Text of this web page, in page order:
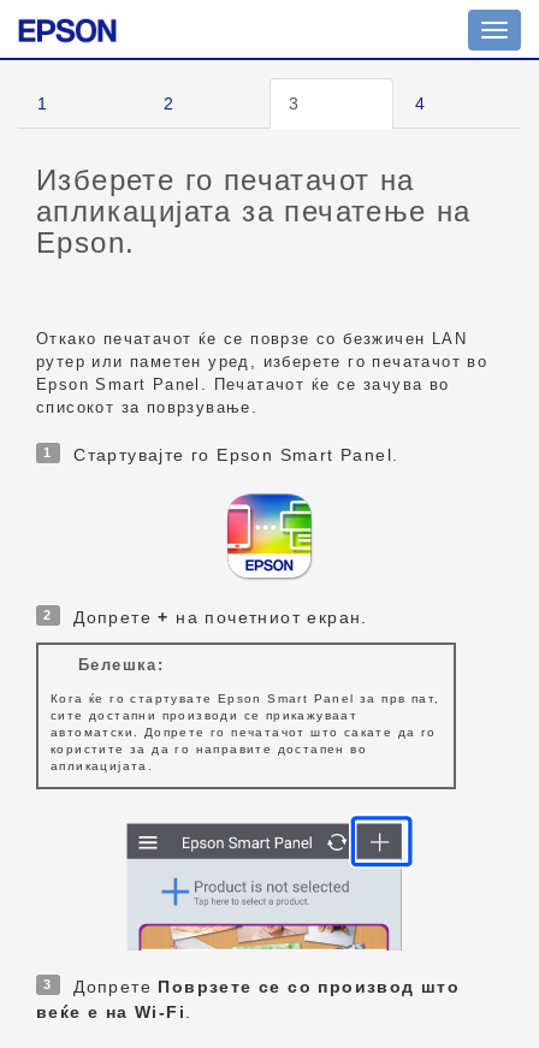
1 2 3 4
Изберете го печатачот на
апликацијата за печатење на
Epson.
Откако печатачот ќе се поврзе со безжичен LAN
рутер или паметен уред, изберете го печатачот во
Epson Smart Panel . Печатачот ќе се зачува во
списокот за поврзување.
1 Стартувајте го Epson Smart Panel
2 Допрете+ на почетниот екран.
Белешка:
Кога ќе го стартувате Epson Smart Panel за прв пат,
сите достапни производи се прикажуваат
автоматски. Допрете го печатачот што сакате да го
користите за да го направите достапен во
апликацијата.
3 Допрете Поврзете се со производ што
веќе е на Wi-Fi